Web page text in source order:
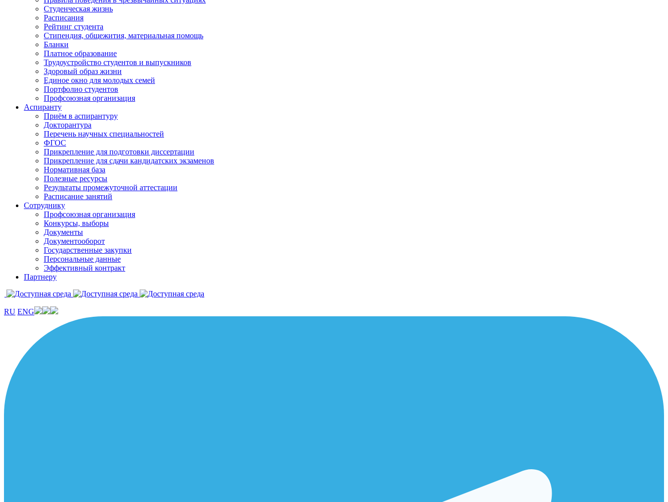
Студенческая жизнь
Расписания
Рейтинг студента
Стипендия, общежития, материальная помощь
Бланки
Платное образование
Трудоустройство студентов и выпускников
Здоровый образ жизни
Единое окно для молодых семей
Портфолио студентов
Профсоюзная организация
Аспиранту
Приём в аспирантуру
Докторантура
Перечень научных специальностей
ФГОС
Прикрепление для подготовки диссертации
Прикрепление для сдачи кандидатских экзаменов
Нормативная база
Полезные ресурсы
Результаты промежуточной аттестации
Расписание занятий
Сотруднику
Профсоюзная организация
Конкурсы, выборы
Документы
Документооборот
Государственные закупки
Персональные данные
Эффективный контракт
Партнеру
RU ENG